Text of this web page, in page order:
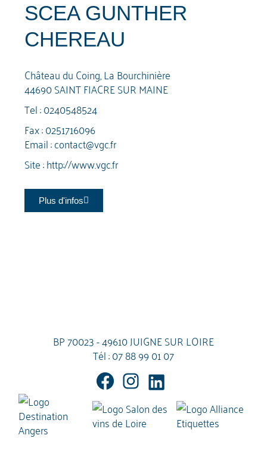
SCEA GUNTHER
CHEREAU
Château du Coing, La Bourchinière
44690 SAINT FIACRE SUR MAINE
Tel :0240548524
Fax : 0251716096
Email :contact@vgc.fr
Site :http://www.vgc.fr
Plus d'infos
BP 70023 - 49610 JUIGNE SUR LOIRE
Tél :07 88 99 01 07